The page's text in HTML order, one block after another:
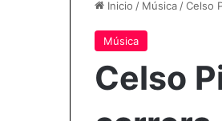
Inicio / Música /Celso
Música
Celso